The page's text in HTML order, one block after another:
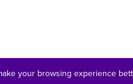
your browsing experience